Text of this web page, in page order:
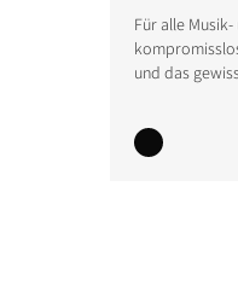
Für alle
und das